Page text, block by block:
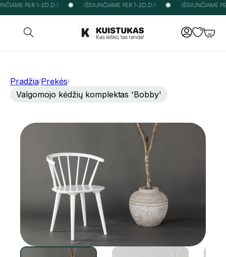
PER 1-2D.D.! IŠSIUNČIAME PER 1-2D.D.! IŠSIUNČIAME
Pradžia/Prekės/
Valgomojo kėdžių komplektas 'Bobby'